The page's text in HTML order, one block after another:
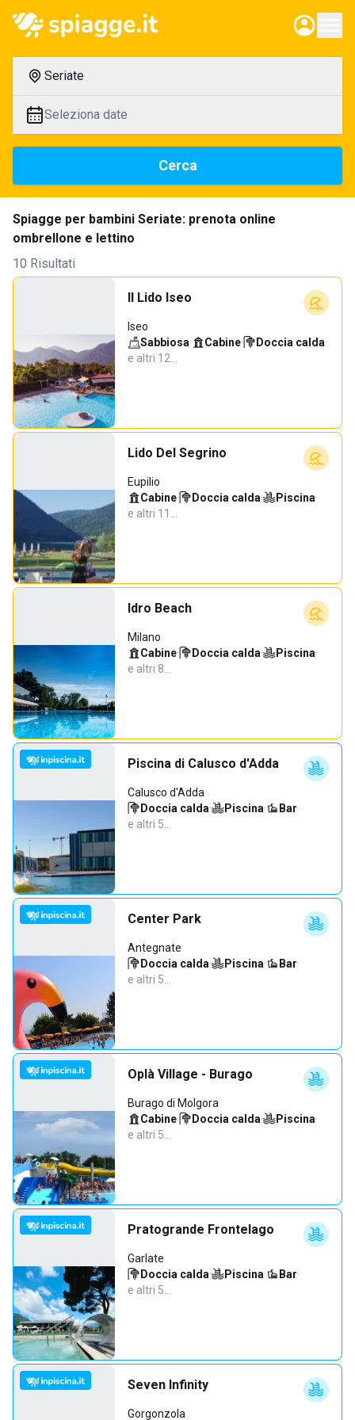
Seriate
Seleziona date
Cerca
Spiagge per bambini Seriate: prenota online
ombrellone e lettino
10 Risultati
Il Lido Iseo
Iseo
Sabbiosa· Cabine· Doccia calda·
e altri 12…
Lido Del Segrino
Eupilio
Cabine· Doccia calda· Piscina·
e altri 11…
Idro Beach
Milano
Cabine· Doccia calda· Piscina·
e altri 8…
Piscina di Calusco d'Adda
Calusco d'Adda
Doccia calda· Piscina· Bar·
e altri 5…
Center Park
Antegnate
Doccia calda· Piscina· Bar·
e altri 5…
Oplà Village - Burago
Burago di Molgora
Cabine· Doccia calda· Piscina·
e altri 5…
Pratogrande Frontelago
Garlate
Doccia calda· Piscina· Bar·
e altri 5…
Seven Infinity
Gorgonzola